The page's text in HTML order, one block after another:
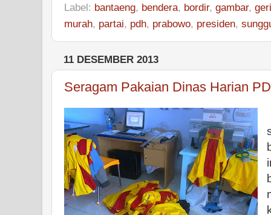
Label: bantaeng, bendera, bordir, gambar,
murah, partai, pdh, prabowo, presiden,
11 DESEMBER 2013
Seragam Pakaian Dinas Harian